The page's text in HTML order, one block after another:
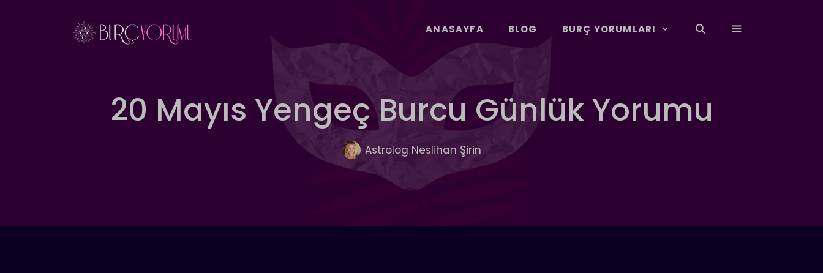
ANASAYFA BLOG BURÇ YORUMLARI
20 Mayıs Yengeç Burcu Günlük Yorumu
Astrolog Neslihan Şirin